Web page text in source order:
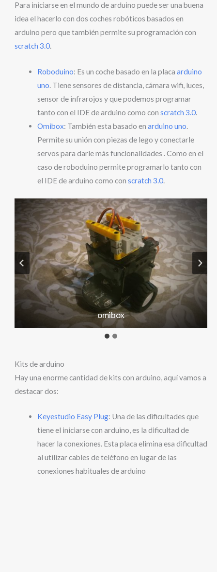
Para iniciarse en el mundo de arduino puede ser una buena
idea el hacerlo con dos coches robóticos basados en
arduino pero que también permite su programación con
scratch 3.0.
Roboduino: Es un coche basado en la placa arduino
uno. Tiene sensores de distancia, cámara wifi, luces,
sensor de infrarojos y que podemos programar
tanto con el IDE de arduino como con scratch 3.0.
Omibox: También esta basado en arduino uno.
Permite su unión con piezas de lego y conectarle
servos para darle más funcionalidades . Como en el
caso de roboduino permite programarlo tanto con
el IDE de arduino como con scratch 3.0.
omibox
Kits de arduino
Hay una enorme cantidad de kits con arduino, aquí vamos a
destacar dos:
Keyestudio Easy Plug: Una de las dificultades que
tiene el iniciarse con arduino, es la dificultad de
hacer la conexiones. Esta placa elimina esa dificultad
al utilizar cables de teléfono en lugar de las
conexiones habituales de arduino